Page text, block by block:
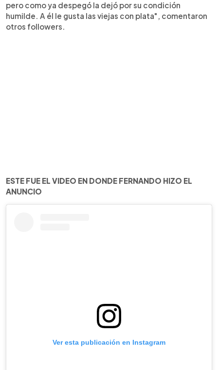
pero como ya despegó la dejó por su condición
humilde. A él le gusta las viejas con plata", comentaron
otros followers.
ESTE FUE EL VIDEO EN DONDE FERNANDO HIZO EL
ANUNCIO
Ver esta publicación en Instagram